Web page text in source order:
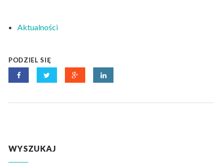
Aktualności
PODZIEL SIĘ
WYSZUKAJ